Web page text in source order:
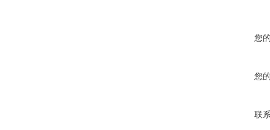
您
您
联